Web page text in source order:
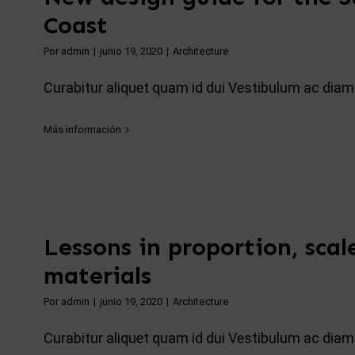
Coast
Por admin | junio 19, 2020 | Architecture
Curabitur aliquet quam id dui Vestibulum ac diam
Más información
Lessons in proportion,
materials
Por admin | junio 19, 2020 | Architecture
Curabitur aliquet quam id dui Vestibulum ac diam